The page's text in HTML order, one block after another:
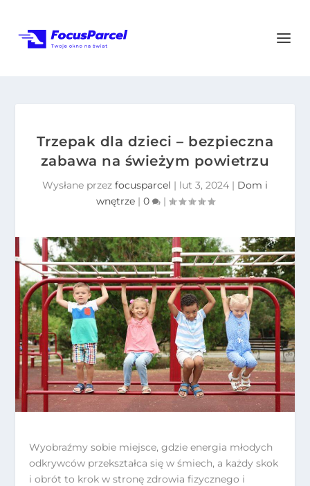
Trzepak dla dzieci – bezpieczna
zabawa na świeżym powietrzu
Wysłane przez focusparcel | lut 3, 2024 | Dom i
wnętrze| 0 |
Wyobraźmy sobie miejsce, gdzie energia młodych
odkrywców przekształca się w śmiech, a każdy skok
i obrót to krok w stronę zdrowia fizycznego i